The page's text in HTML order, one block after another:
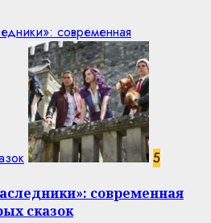
современная
5
современная
сказок